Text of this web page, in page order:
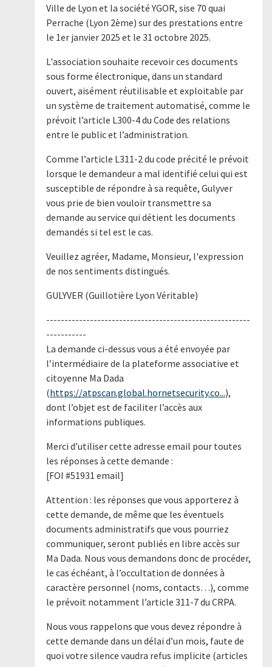
Ville de Lyon et la société YGOR, sise 70 quai
Perrache (Lyon 2ème) sur des prestations entre
le 1er janvier 2025 et le 31 octobre 2025.
L'association souhaite recevoir ces documents
sous forme électronique, dans un standard
ouvert, aisément réutilisable et exploitable par
un système de traitement automatisé, comme le
prévoit l’article L300-4 du Code des relations
entre le public et l’administration.
Comme l’article L311-2 du code précité le prévoit
lorsque le demandeur a mal identifié celui qui est
susceptible de répondre à sa requête, Gulyver
vous prie de bien vouloir transmettre sa
demande au service qui détient les documents
demandés si tel est le cas.
Veuillez agréer, Madame, Monsieur, l'expression
de nos sentiments distingués.
GULYVER (Guillotière Lyon Véritable)
--------------------------------------------------------
-----------
La demande ci-dessus vous a été envoyée par
l’intermédiaire de la plateforme associative et
citoyenne Ma Dada
(https://atpscan.global.hornetsecurity.co...),
dont l’objet est de faciliter l’accès aux
informations publiques.
Merci d’utiliser cette adresse email pour toutes
les réponses à cette demande :
[FOI #51931 email]
Attention : les réponses que vous apporterez à
cette demande, de même que les éventuels
documents administratifs que vous pourriez
communiquer, seront publiés en libre accès sur
Ma Dada. Nous vous demandons donc de procéder,
le cas échéant, à l’occultation de données à
caractère personnel (noms, contacts…), comme
le prévoit notamment l’article 311-7 du CRPA.
Nous vous rappelons que vous devez répondre à
cette demande dans un délai d’un mois, faute de
quoi votre silence vaudra refus implicite (articles